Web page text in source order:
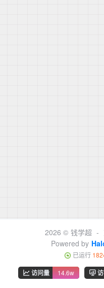
2026 © 钱学超 -
Powered by
已运行
访问量 14.6w